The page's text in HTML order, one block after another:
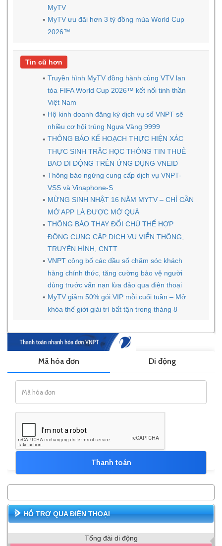
MyTV
MyTV ưu đãi hơn 3 tỷ đồng mùa World Cup
2026™
Tin cũ hơn
Truyền hình MyTV đồng hành cùng VTV lan
tỏa FIFA World Cup 2026™ kết nối tinh thần
Việt Nam
Hộ kinh doanh đăng ký dịch vụ số VNPT sẽ
nhiều cơ hội trúng Ngựa Vàng 9999
THÔNG BÁO KẾ HOẠCH THỰC HIỆN XÁC
THỰC SINH TRẮC HỌC THÔNG TIN THUÊ
BAO DI ĐỘNG TRÊN ỨNG DỤNG VNEID
Thông báo ngừng cung cấp dịch vụ VNPT-
VSS và Vinaphone-S
MỪNG SINH NHẬT 16 NĂM MYTV – CHỈ CẦN
MỞ APP LÀ ĐƯỢC MỞ QUÀ
THÔNG BÁO THAY ĐỔI CHỦ THỂ HỢP
ĐỒNG CUNG CẤP DỊCH VỤ VIỄN THÔNG,
TRUYỀN HÌNH, CNTT
VNPT công bố các đầu số chăm sóc khách
hàng chính thức, tăng cường bảo vệ người
dùng trước vấn nạn lừa đảo qua điện thoại
MyTV giảm 50% gói VIP mỗi cuối tuần – Mở
khóa thế giới giải trí bất tận trong tháng 8
HỖ TRỢ QUA ĐIỆN THOẠI
Tổng đài di động